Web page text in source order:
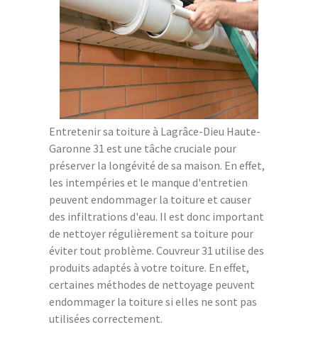
Entretenir sa toiture à Lagrâce-Dieu Haute-
Garonne 31 est une tâche cruciale pour
préserver la longévité de sa maison. En effet,
les intempéries et le manque d'entretien
peuvent endommager la toiture et causer
des infiltrations d'eau. Il est donc important
de nettoyer régulièrement sa toiture pour
éviter tout problème. Couvreur 31 utilise des
produits adaptés à votre toiture. En effet,
certaines méthodes de nettoyage peuvent
endommager la toiture si elles ne sont pas
utilisées correctement.